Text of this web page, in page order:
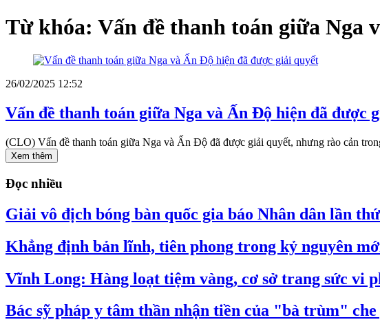
Từ khóa: Vấn đề thanh toán giữa Nga
26/02/2025 12:52
Vấn đề thanh toán giữa Nga và Ấn Độ hiện đã được
(CLO) Vấn đề thanh toán giữa Nga và Ấn Độ đã được giải quyết, nhưng rào cản
Xem thêm
Đọc nhiều
Giải vô địch bóng bàn quốc gia báo Nhân dân lần
Khẳng định bản lĩnh, tiên phong trong kỷ nguyên
Vĩnh Long: Hàng loạt tiệm vàng, cơ sở trang sức vi
Bác sỹ pháp y tâm thần nhận tiền của "bà trùm"